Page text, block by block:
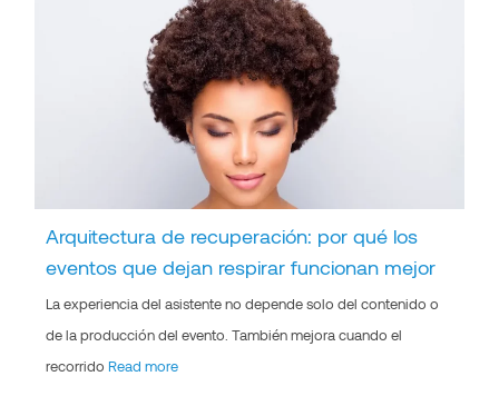
Arquitectura de recuperación: por qué los
eventos que dejan respirar funcionan mejor
La experiencia del asistente no depende solo del contenido o
de la producción del evento. También mejora cuando el
recorridoRead more